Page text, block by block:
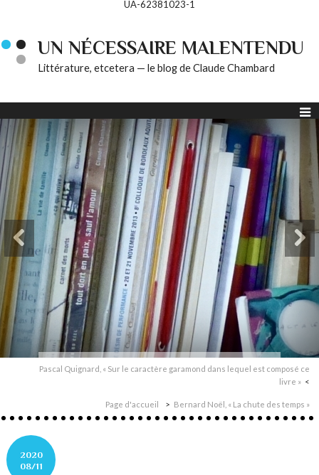
UA-62381023-1
UN NÉCESSAIRE MALENTENDU
Littérature, etcetera — le blog de Claude Chambard
Pascal Quignard, « Sur le caractère garamond dans lequel est composé ce
livre »
Page d'accueil Bernard Noël, « La chute des temps »
2020
08/11